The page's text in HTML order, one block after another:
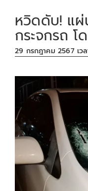
หวิดดับ! แผ่
กระจกรถ
29 กรกฎาคม 2567 เว